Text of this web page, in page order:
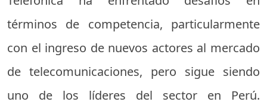
términos de competencia, particularmente
con el ingreso de nuevos actores al mercado
de telecomunicaciones, pero sigue siendo
uno de los líderes del sector en Perú.